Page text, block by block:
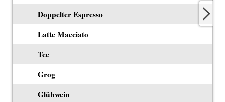
Doppelter Espresso
Latte Macciato
Tee
Grog
Glühwein